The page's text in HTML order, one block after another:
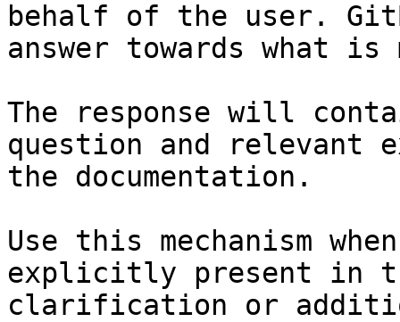
behalf of the user.
answer towards what
The response will
question and relevant
the documentation.
Use this mechanism
explicitly present in
clarification or